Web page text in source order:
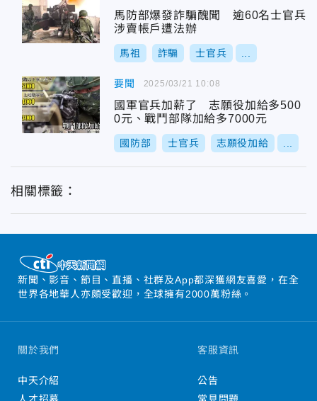
馬防部爆發詐騙醜聞 逾60名士官兵
涉賣帳戶遭法辦
馬祖 詐騙 士官兵
要聞
國軍官兵加薪了 志願役加給多500
0元、戰鬥部隊加給多7000元
國防部 士官兵 志願役加給
2025/03/21 10:08
相關標籤：
新聞、影音、節目、直播、社群及App都深獲網友喜愛，在全
世界各地華人亦頗受歡迎，全球擁有2000萬粉絲。
關於我們
中天介紹
客服資訊
公告